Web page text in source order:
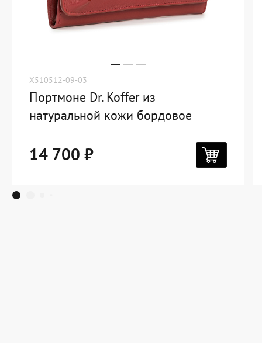
X510512-09-03
Портмоне Dr. Koffer из
натуральной кожи бордовое
14 700 ₽